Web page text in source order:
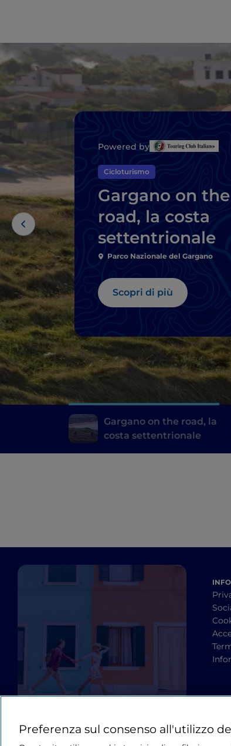
Powered by
Cicloturismo
Gargano on the
road, la costa
settentrionale
Parco Nazionale del Gargano
Scopri di più
Gargano on the road, la
costa settentrionale
Preferenza sul consenso all'utilizzo